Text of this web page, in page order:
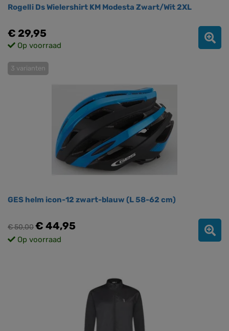
Rogelli Ds Wielershirt KM Modesta Zwart/Wit 2XL
€ 29,95
Op voorraad
GES helm icon-12 zwart-blauw (L 58-62 cm)
3 varianten
€ 50,00€ 44,95
Op voorraad